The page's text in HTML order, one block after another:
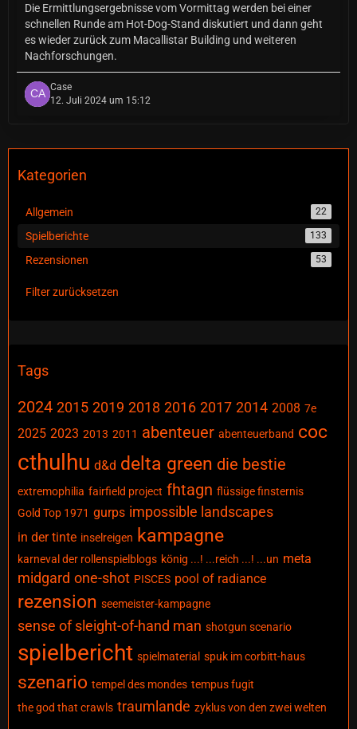
Die Ermittlungsergebnisse vom Vormittag werden bei einer
schnellen Runde am Hot-Dog-Stand diskutiert und dann geht
es wieder zurück zum Macallistar Building und weiteren
Nachforschungen.
Case
12. Juli 2024 um 15:12
Kategorien
Allgemein 22
Spielberichte 133
Rezensionen 53
Filter zurücksetzen
Tags
2024 2015 2019 2018 2016 2017 2014 2008 7e
2025 2023 2013 2011 abenteuer abenteuerband coc
cthulhu d&d delta green die bestie
extremophilia fairfield project fhtagn flüssige finsternis
Gold Top 1971 gurps impossible landscapes
in der tinte inselreigen kampagne
karneval der rollenspielblogs könig ...! ...reich ...! ...un meta
midgard one-shot PISCES pool of radiance
rezension seemeister-kampagne
sense of sleight-of-hand man shotgun scenario
spielbericht spielmaterial spuk im corbitt-haus
szenario tempel des mondes tempus fugit
the god that crawls traumlande zyklus von den zwei welten